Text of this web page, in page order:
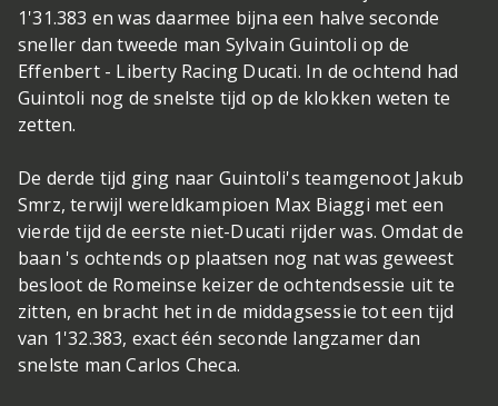
1'31.383 en was daarmee bijna een halve seconde
sneller dan tweede man Sylvain Guintoli op de
Effenbert - Liberty Racing Ducati. In de ochtend had
Guintoli nog de snelste tijd op de klokken weten te
zetten.
De derde tijd ging naar Guintoli's teamgenoot Jakub
Smrz, terwijl wereldkampioen Max Biaggi met een
vierde tijd de eerste niet-Ducati rijder was. Omdat de
baan 's ochtends op plaatsen nog nat was geweest
besloot de Romeinse keizer de ochtendsessie uit te
zitten, en bracht het in de middagsessie tot een tijd
van 1'32.383, exact één seconde langzamer dan
snelste man Carlos Checa.